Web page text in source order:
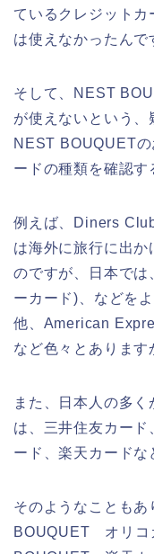
ているクレジット
は使えなかったんで
そして、NEST
が使えないという、
NEST BOUQUET
ードの種類を確認す
例えば、Diners
は海外に旅行に出
のですが、日本で
ーカード)、などを
他、American
など色々とあります
また、日本人の多
は、三井住友カード
ード、楽天カードな
そのようなことも
BOUQUET オリコ